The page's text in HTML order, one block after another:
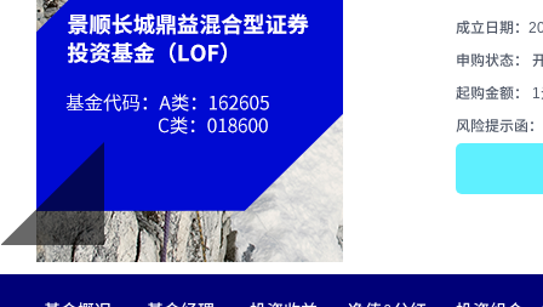
成立日期：
申购状态：
起购金额：
风险提示函：